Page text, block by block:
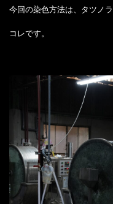
今回の染色方法は、タツノ
コレです。